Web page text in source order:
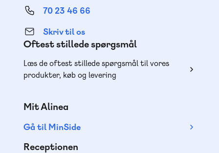
70 23 46 66
Skriv til os
Oftest stillede spørgsmål
Læs de oftest stillede spørgsmål til vores
produkter, køb og levering
Mit Alinea
Gå til MinSide
Receptionen